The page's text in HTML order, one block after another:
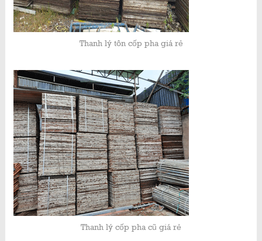
Thanh lý tôn cốp pha giá rẻ
Thanh lý cốp pha cũ giá rẻ